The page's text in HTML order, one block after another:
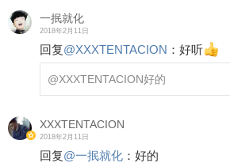
一抿就化
2018年2月11日
回复@XXXTENTACION ： 好听
@XXXTENTACION好的
XXXTENTACION
2018年2月11日
回复@一抿就化 ： 好的